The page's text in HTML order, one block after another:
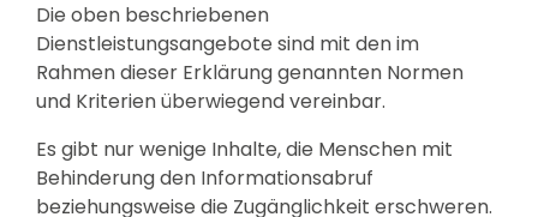
Die oben beschriebenen
Dienstleistungsangebote sind mit den im
Rahmen dieser Erklärung genannten Normen
und Kriterien überwiegend vereinbar.
Es gibt nur wenige Inhalte, die Menschen mit
Behinderung den Informationsabruf
beziehungsweise die Zugänglichkeit erschweren.